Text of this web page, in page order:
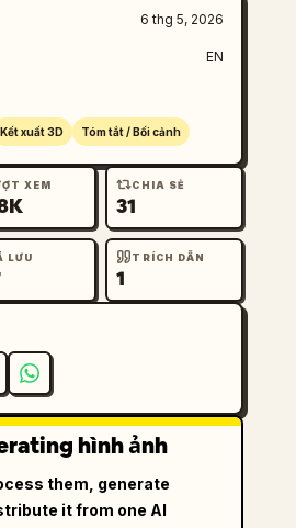
6 thg 5, 2026
EN
Kết xuất 3D Tóm tắt / Bối cảnh
XEM CHIA SẺ
31
LƯU TRÍCH DẪN
1
hình ảnh
them, generate
it from one AI